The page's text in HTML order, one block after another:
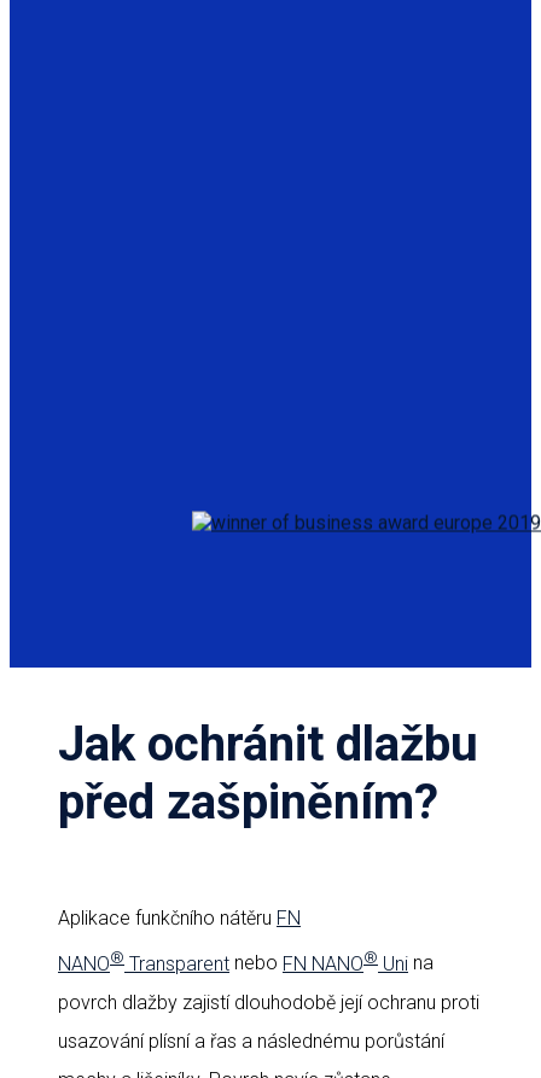
Jak ochránit dlažbu
před zašpiněním?
Aplikace funkčního nátěru FN
NANO® Transparent nebo FN NANO® Uni na
povrch dlažby zajistí dlouhodobě její ochranu proti
usazování plísní a řas a následnému porůstání